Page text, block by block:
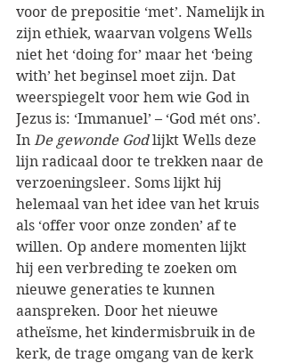
voor de prepositie ‘met’. Namelijk in
zijn ethiek, waarvan volgens Wells
niet het ‘doing for’ maar het ‘being
with’ het beginsel moet zijn. Dat
weerspiegelt voor hem wie God in
Jezus is: ‘Immanuel’ – ‘God mét ons’.
In De gewonde God lijkt Wells deze
lijn radicaal door te trekken naar de
verzoeningsleer. Soms lijkt hij
helemaal van het idee van het kruis
als ‘offer voor onze zonden’ af te
willen. Op andere momenten lijkt
hij een verbreding te zoeken om
nieuwe generaties te kunnen
aanspreken. Door het nieuwe
atheïsme, het kindermisbruik in de
kerk, de trage omgang van de kerk